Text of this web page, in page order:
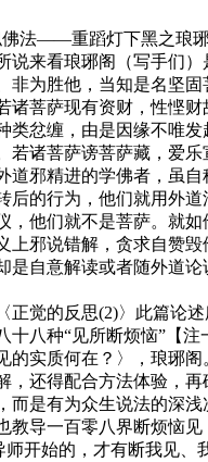
法——重蹈灯下黑之琅
说来看琅琊阁（写手们
非为胜他，当知是名坚
诸菩萨现有资财，性悭
类忿缠，由是因缘不唯
若诸菩萨谤菩萨藏，爱
道邪精进的学佛者，虽
后的行为，他们就用外
，他们就不是菩萨。就
上邪说错解，贪求自赞
是自意解读或者随外道
正觉的反思(2)〉此篇论
十八种“见所断烦恼”
的实质何在？〉，琅琊
，还得配合方法体验，
而是有为众生说法的深
教导一百零八界断烦恼
师开始的，才有断我见